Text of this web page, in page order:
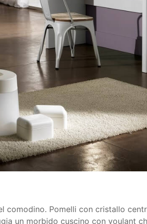
comodino. Pomelli con cristallo
un morbido cuscino con voulant